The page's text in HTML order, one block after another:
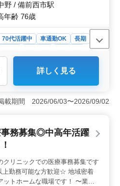
築施工管理技士資格お持ちの
工管理経験20年以上の方は条件
す！ 今までの経験を活かして頂
ひご応募ください！
野 / 備前西市駅
年齢 76歳
70代活躍中 車通勤OK
長期
入＞ この求人は、年収500万
入が期待でき、賞与も年2回支
した生活が送れます。完全
バランスが取りやすく、長期
ています。 ＜経験豊富な
理技士資格をお持ちの方
以上ある方は条件面で優遇
るチャンスが広がっていま
の利便性＞ 単身用住居が
要な方も安心して新生活をス
詳しく見る
載期間 2026/06/03〜2026/09/02
務募集◎中高年活躍
クリニックでの医療事務募集です
勤務可能な方歓迎☆ 地域密着
ットホームな職場です！ 〜業務